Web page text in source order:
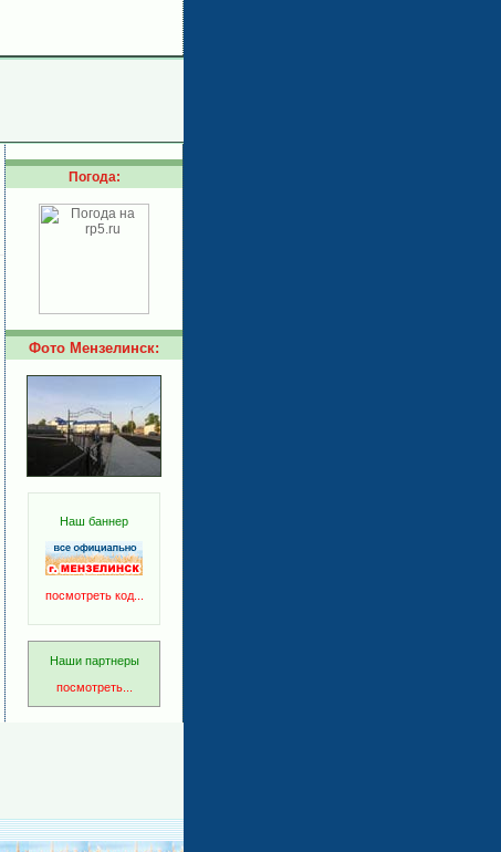
Погода:
Фото Мензелинск:
Наш баннер
посмотреть код...
Наши партнеры
посмотреть...